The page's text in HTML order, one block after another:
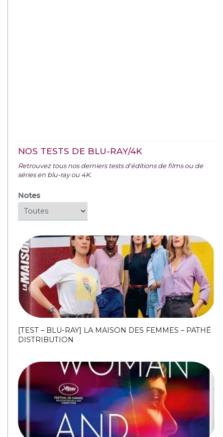
NOS TESTS DE BLU-RAY/4K
Retrouvez tous nos derniers tests d'éditions de films ou de
séries en blu-ray ou 4K.
Notes
[TEST – BLU-RAY] LA MAISON DES FEMMES – PATHÉ
DISTRIBUTION